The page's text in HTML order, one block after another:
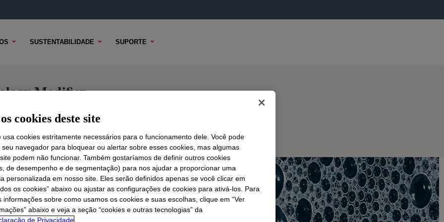
SUSTENTABILIDADE SUPORTE
Modifier
TÉCNICO OPÇÕES DE AMOSTRA OPÇÕES DE COMPRA
cookies deste site
usa cookies estritamente necessários para o funcionamento dele. Você pode
navegador para bloquear ou alertar sobre esses cookies, mas algumas
podem não funcionar. Também gostaríamos de definir outros cookies
de desempenho e de segmentação) para nos ajudar a proporcionar uma
personalizada em nosso site. Eles serão definidos apenas se você clicar em
os cookies” abaixo ou ajustar as configurações de cookies para ativá-los. Para
informações sobre como usamos os cookies e suas escolhas, clique em “Ver
abaixo e veja a seção “cookies e outras tecnologias” da
de Privacidade